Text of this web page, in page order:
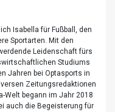
Isabella für Fußball, den
Sportarten. Mit den
Leidenschaft fürs
Studiums
Jahren bei Optasports in
Zeitungsredaktionen
Welt begann im Jahr 2018
auch die Begeisterung für